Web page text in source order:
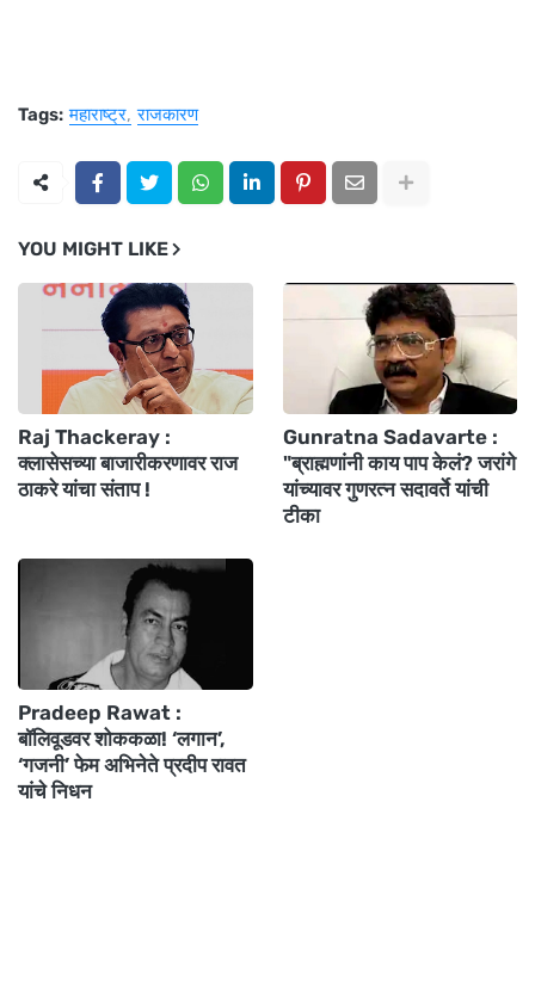
Tags: महाराष्ट्र राजकारण
YOU MIGHT LIKE
Raj Thackeray :
क्लासेसच्या बाजारीकरणावर राज
ठाकरे यांचा संताप !
Gunratna Sadavarte :
"ब्राह्मणांनी काय पाप केलं? जरांगे
यांच्यावर गुणरत्न सदावर्ते यांची
टीका
Pradeep Rawat :
बॉलिवूडवर शोककळा! ‘लगान’,
‘गजनी’ फेम अभिनेते प्रदीप रावत
यांचे निधन